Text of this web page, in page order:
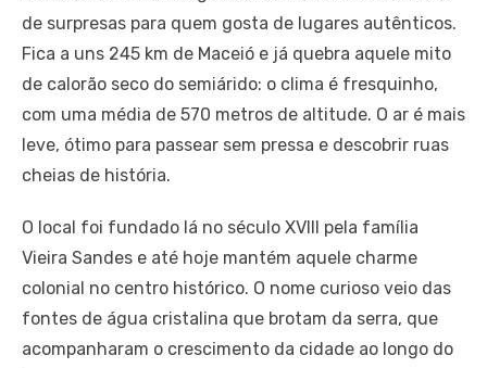
de surpresas para quem gosta de lugares autênticos.
Fica a uns 245 km de Maceió e já quebra aquele mito
de calorão seco do semiárido: o clima é fresquinho,
com uma média de 570 metros de altitude. O ar é mais
leve, ótimo para passear sem pressa e descobrir ruas
cheias de história.
O local foi fundado lá no século XVIII pela família
Vieira Sandes e até hoje mantém aquele charme
colonial no centro histórico. O nome curioso veio das
fontes de água cristalina que brotam da serra, que
acompanharam o crescimento da cidade ao longo do